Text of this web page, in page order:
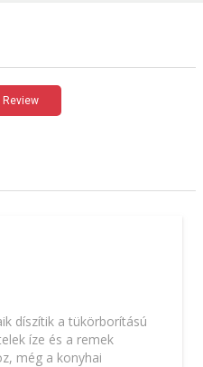
Review
díszítik a tükörborítású
íze és a remek
még a konyhai